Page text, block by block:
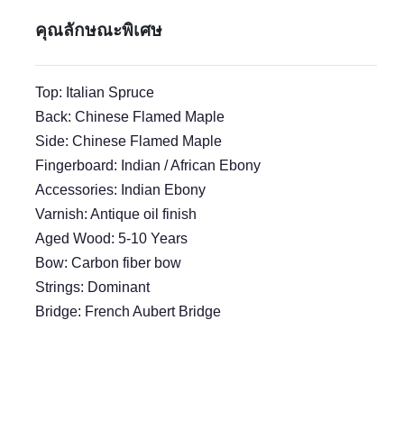
คุณลักษณะพิเศษ
Top: Italian Spruce
Back: Chinese Flamed Maple
Side: Chinese Flamed Maple
Fingerboard: Indian / African Ebony
Accessories: Indian Ebony
Varnish: Antique oil finish
Aged Wood: 5-10 Years
Bow: Carbon fiber bow
Strings: Dominant
Bridge: French Aubert Bridge